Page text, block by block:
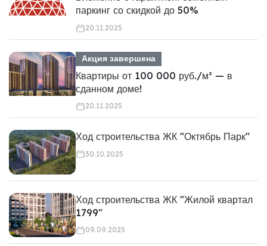
паркинг со скидкой до 50%
20.11.2025
Акция завершена
Квартиры от 100 000 руб./м² — в
сданном доме!
20.11.2025
Ход строительства ЖК "Октябрь Парк"
30.10.2025
Ход строительства ЖК "Жилой квартал
1799"
09.09.2025